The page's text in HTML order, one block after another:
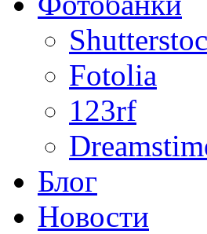
Fotolia
123rf
Блог
Новости